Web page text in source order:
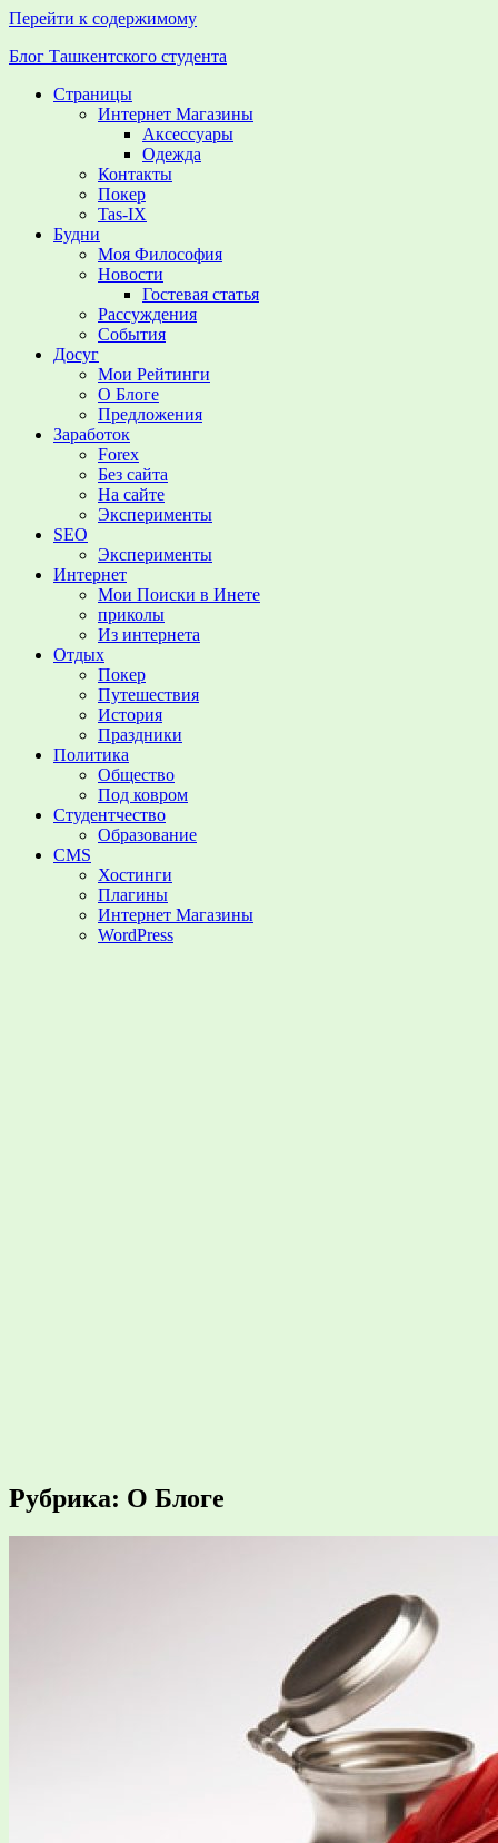
Перейти к содержимому
Блог Ташкентского студента
Страницы
Интернет Магазины
Аксессуары
Одежда
Контакты
Покер
Tas-IX
Будни
Моя Философия
Новости
Гостевая статья
Рассуждения
События
Досуг
Мои Рейтинги
О Блоге
Предложения
Заработок
Forex
Без сайта
На сайте
Эксперименты
SEO
Эксперименты
Интернет
Мои Поиски в Инете
приколы
Из интернета
Отдых
Покер
Путешествия
История
Праздники
Политика
Общество
Под ковром
Студентчество
Образование
CMS
Хостинги
Плагины
Интернет Магазины
WordPress
Рубрика: О Блоге